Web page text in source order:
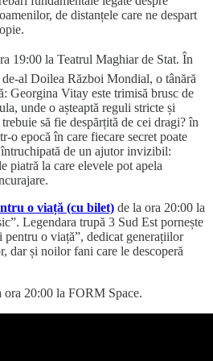
de distanțele care ne despart
19:00 la Teatrul Maghiar de Stat. În
al Doilea Război Mondial, o tânără
Georgina Vitay este trimisă brusc de
unde o așteaptă reguli stricte și
să fie despărțită de cei dragi? în
o epocă în care fiecare secret poate
întruchipată de un ajutor invizibil:
piatră la care elevele pot apela
o viață (cu bilet) de la ora 20:00 la
Legendara trupă 3 Sud Est pornește
o viață”, dedicat generațiilor
dar și noilor fani care le descoperă
ora 20:00 la FORM Space.